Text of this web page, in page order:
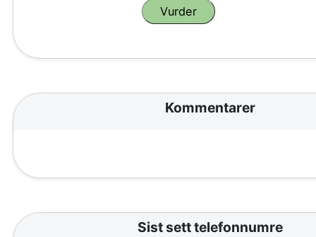
Kommentarer
Sist sett telefonnumre